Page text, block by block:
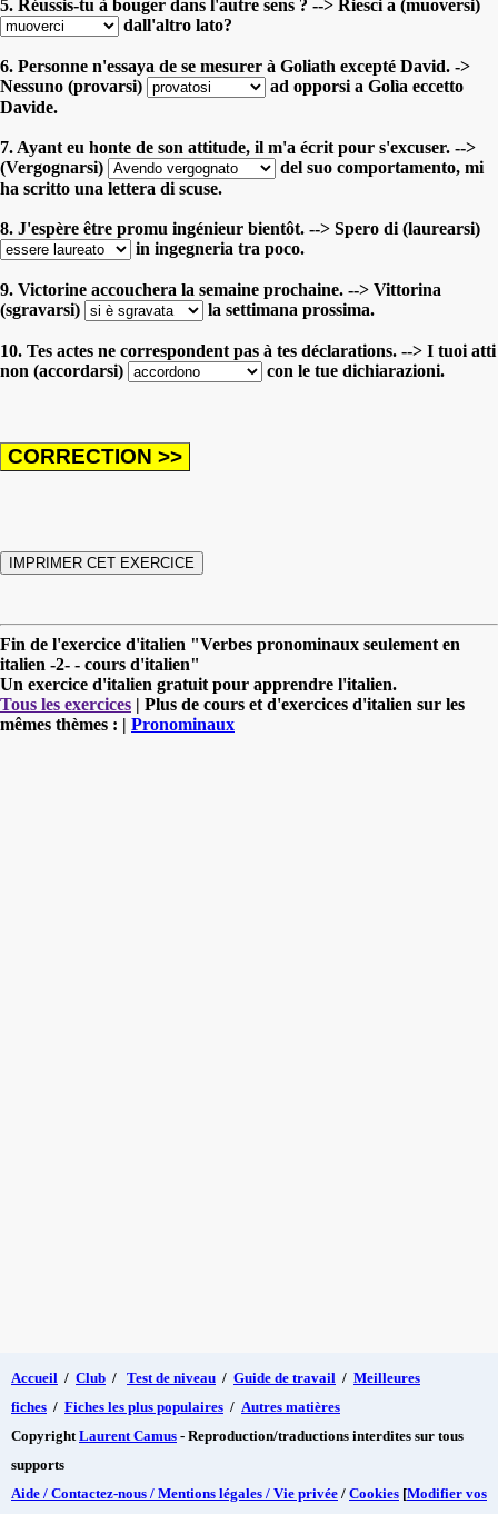
5. Réussis-tu à bouger dans l'autre sens ? --> Riesci a (muoversi)
dall'altro lato?
6. Personne n'essaya de se mesurer à Goliath excepté David. ->
Nessuno (provarsi)
ad opporsi a Golìa eccetto
Davide.
7. Ayant eu honte de son attitude, il m'a écrit pour s'excuser. -->
(Vergognarsi)
del suo comportamento, mi
ha scritto una lettera di scuse.
8. J'espère être promu ingénieur bientôt. --> Spero di (laurearsi)
in ingegneria tra poco.
9. Victorine accouchera la semaine prochaine. --> Vittorina
(sgravarsi)
la settimana prossima.
10. Tes actes ne correspondent pas à tes déclarations. --> I tuoi atti
non (accordarsi)
con le tue dichiarazioni.
Fin de l'exercice d'italien "Verbes pronominaux seulement en
italien -2- - cours d'italien"
Un exercice d'italien gratuit pour apprendre l'italien.
Tous les exercices | Plus de cours et d'exercices d'italien sur les
mêmes thèmes : | Pronominaux
Accueil / Club / Test de niveau / Guide de travail / Meilleures
fiches / Fiches les plus populaires / Autres matières
Copyright Laurent Camus - Reproduction/traductions interdites sur tous
supports
Aide / Contactez-nous / Mentions légales / Vie privée / Cookies [Modifier vos